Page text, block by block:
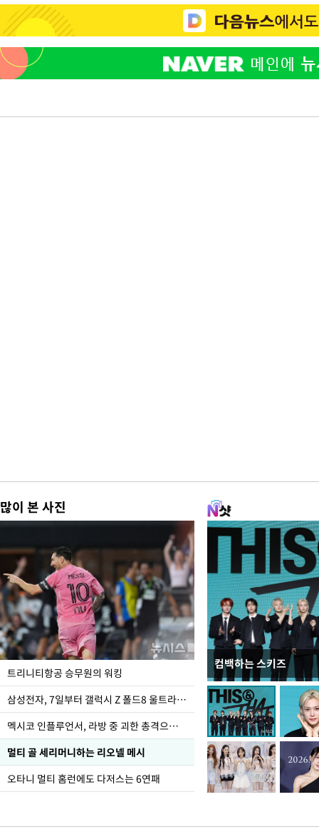
많이 본 사진
트리니티항공 승무원의 워킹
삼성전자, 7일부터 갤럭시 Z 폴드8 울트라·폴드8·플립8 출시
멕시코 인플루언서, 라방 중 괴한 총격으로 사망
멀티 골 세리머니하는 리오넬 메시
오타니 멀티 홈런에도 다저스는 6연패
컴백하는 스키즈
입추 하루 앞둔 전남
폭염